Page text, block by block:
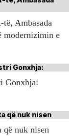
Ambasada
modernizimin e
Gonxhja:
që nuk nisen